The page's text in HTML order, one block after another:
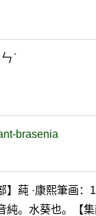
ˊ
brasenia
】蒓 ·康熙筆画
純。水葵也。【集